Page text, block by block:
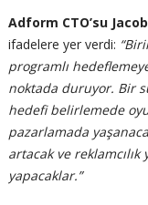
Adform CTO’su
ifadelere yer verdi:
programlı
noktada duruyor. Bir
hedefi belirlemede
pazarlamada
artacak ve
yapacaklar.”